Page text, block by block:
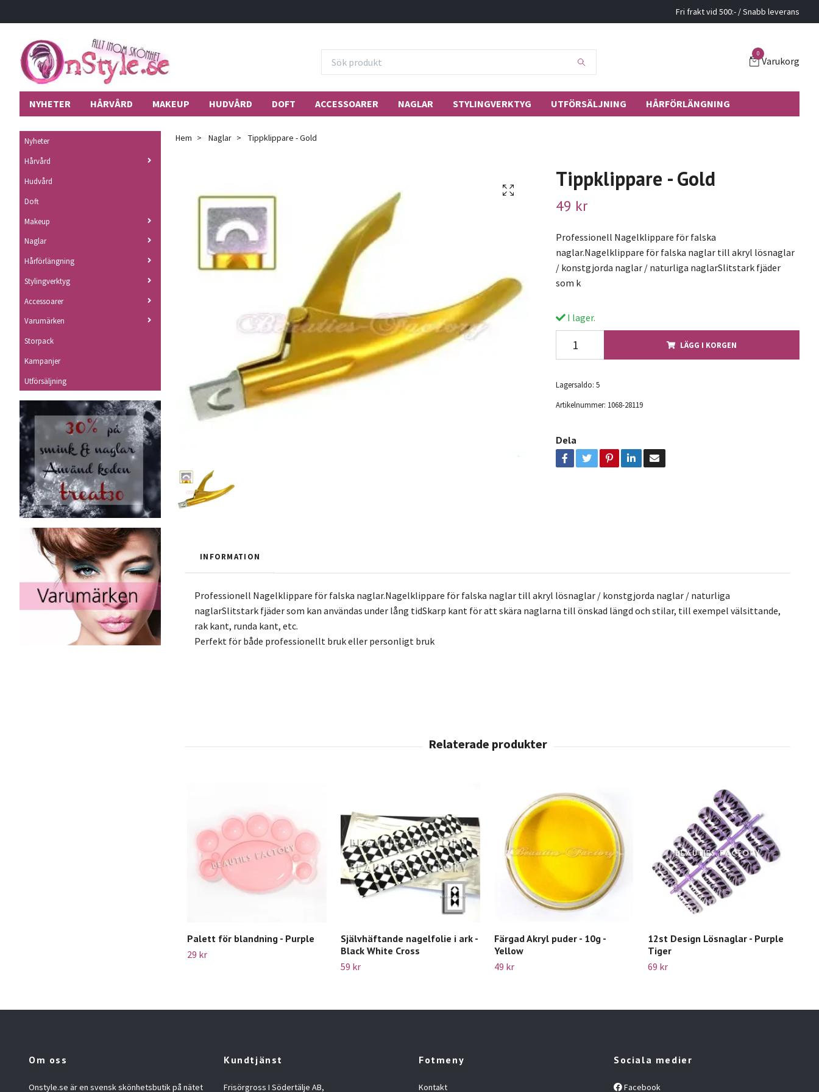
Fri frakt vid 500:- / Snabb leverans
0
Varukorg
NYHETER HÅRVÅRD MAKEUP HUDVÅRD DOFT ACCESSOARER NAGLAR STYLINGVERKTYG UTFÖRSÄLJNING HÅRFÖRLÄNGNING
Nyheter
Hårvård
Hudvård
Doft
Makeup
Naglar
Hårförlängning
Stylingverktyg
Accessoarer
Varumärken
Storpack
Kampanjer
Utförsäljning
Hem Naglar Tippklippare - Gold
Tippklippare - Gold
49 kr
Professionell Nagelklippare för falska
naglar.Nagelklippare för falska naglar till akryl lösnaglar
/ konstgjorda naglar / naturliga naglarSlitstark fjäder
som k
I lager.
LÄGG I KORGEN
Lagersaldo: 5
Artikelnummer: 1068-28119
Dela
INFORMATION
Professionell Nagelklippare för falska naglar.Nagelklippare för falska naglar till akryl lösnaglar / konstgjorda naglar / naturliga
naglarSlitstark fjäder som kan användas under lång tidSkarp kant för att skära naglarna till önskad längd och stilar, till exempel välsittande,
rak kant, runda kant, etc.
Perfekt för både professionellt bruk eller personligt bruk
Palett för blandning - Purple
29 kr
Självhäftande nagelfolie i ark -
Black White Cross
59 kr
Färgad Akryl puder - 10g -
Yellow
49 kr
12st Design Lösnaglar - Purple
Tiger
69 kr
Om oss
Onstyle.se är en svensk skönhetsbutik på nätet
Kundtjänst
Frisörgross I Södertälje AB,
Fotmeny
Kontakt
Sociala medier
Facebook